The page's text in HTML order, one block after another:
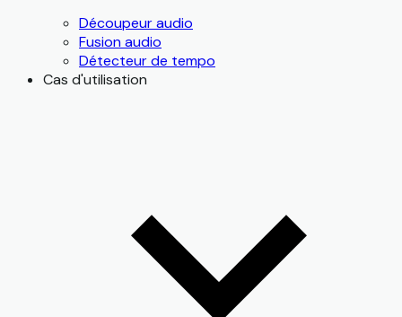
Découpeur audio
Fusion audio
Détecteur de tempo
Cas d'utilisation